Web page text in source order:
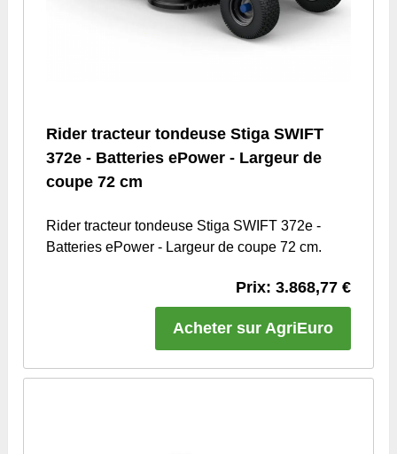
Rider tracteur tondeuse Stiga SWIFT
372e - Batteries ePower - Largeur de
coupe 72 cm
Rider tracteur tondeuse Stiga SWIFT 372e -
Batteries ePower - Largeur de coupe 72 cm.
Prix: 3.868,77 €
Acheter sur AgriEuro